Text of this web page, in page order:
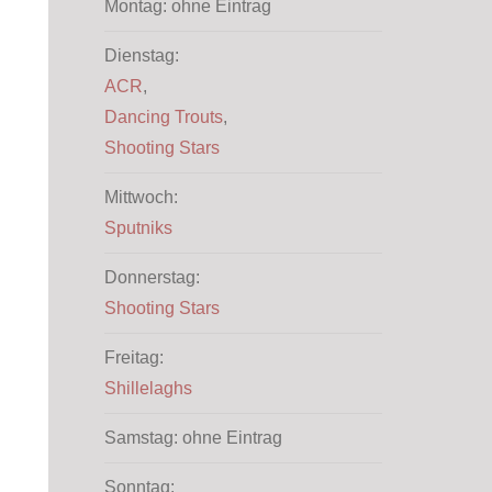
Montag: ohne Eintrag
Dienstag:
ACR,
Dancing Trouts,
Shooting Stars
Mittwoch:
Sputniks
Donnerstag:
Shooting Stars
Freitag:
Shillelaghs
Samstag: ohne Eintrag
Sonntag: